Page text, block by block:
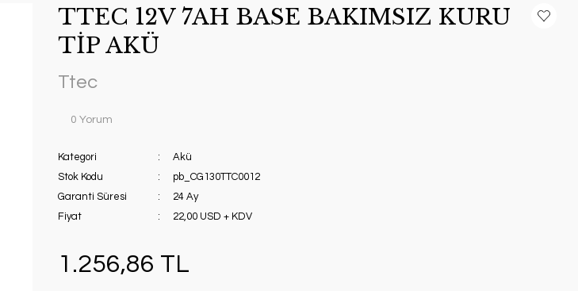
TTEC 12V 7AH BASE BAKIMSIZ KURU
TİP AKÜ
Ttec
0 Yorum
Kategori
Akü
Stok Kodu
pb_CG130TTC0012
Garanti Süresi
24 Ay
Fiyat
22,00 USD + KDV
1.256,86 TL